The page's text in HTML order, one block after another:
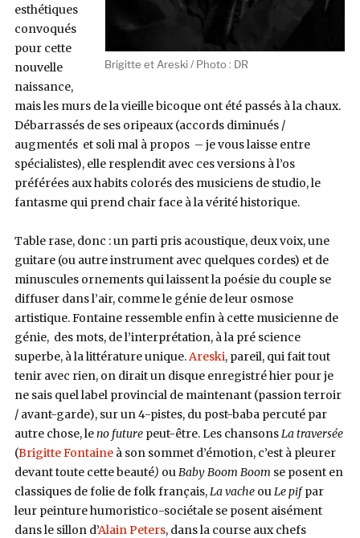
Brigitte et Areski / Photo : DR
esthétiques
convoqués
pour cette
nouvelle
naissance,
mais les murs de la vieille bicoque ont été passés à la chaux.
Débarrassés de ses oripeaux (accords diminués /
augmentés et soli mal à propos – je vous laisse entre
spécialistes), elle resplendit avec ces versions à l’os
préférées aux habits colorés des musiciens de studio, le
fantasme qui prend chair face à la vérité historique.
Table rase, donc : un parti pris acoustique, deux voix, une
guitare (ou autre instrument avec quelques cordes) et de
minuscules ornements qui laissent la poésie du couple se
diffuser dans l’air, comme le génie de leur osmose
artistique. Fontaine ressemble enfin à cette musicienne de
génie, des mots, de l’interprétation, à la pré science
superbe, à la littérature unique.Areski, pareil, qui fait tout
tenir avec rien, on dirait un disque enregistré hier pour je
ne sais quel label provincial de maintenant (passion terroir
/ avant-garde), sur un 4-pistes, du post-baba percuté par
autre chose, leno futurepeut-être. Les chansonsLa traversée
(Brigitte Fontaineà son sommet d’émotion, c’est à pleurer
devant toute cette beauté) ouBaby Boom Boom se posent en
classiques de folie de folk français,La vacheouLe pifpar
leur peinture humoristico-sociétale se posent aisément
dans le sillon d’Alain Peters, dans la course aux chefs